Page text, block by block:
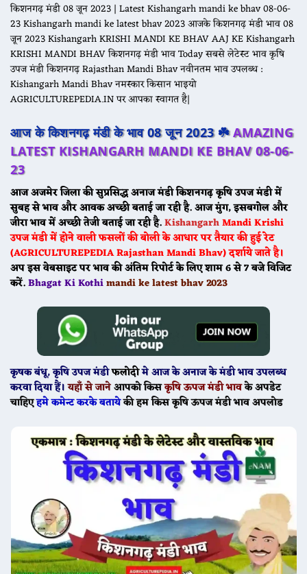
किशनगढ़ मंडी 08 जून 2023 | Latest Kishangarh mandi ke bhav 08-06-
23 Kishangarh mandi ke latest bhav 2023 आजके किशनगढ़ मंडी भाव 08
जून 2023 Kishangarh KRISHI MANDI KE BHAV AAJ KE Kishangarh
KRISHI MANDI BHAV किशनगढ़ मंडी भाव Today सबसे लेटेस्ट भाव कृषि
उपज मंडी किशनगढ़ Rajasthan Mandi Bhav नवीनतम भाव उपलब्ध :
Kishangarh Mandi Bhav नमस्कार किसान भाइयो
AGRICULTUREPEDIA.IN पर आपका स्वागत है|
आज के किशनगढ़ मंडी के भाव 08 जून 2023 ☘️AMAZING
LATEST KISHANGARH MANDI KE BHAV 08-06-
23
आज अजमेर जिला की सुप्रसिद्ध अनाज मंडीकिशनगढ़कृषि उपज मंडी में
सुबह से भाव और आवक अच्छी बताई जा रही है. आज मुंग, इसबगोल और
जीरा भाव में अच्छी तेजी बताई जा रही है.KishangarhMandiKrishi
उपज मंडी में होने वाली फसलों की बोली के आधार पर तैयार की हुई रेट
(AGRICULTUREPEDIA Rajasthan Mandi Bhav) दर्शाये जाते है।
अप इस वेबसाइट पर भाव की अंतिम रिपोर्ट के लिए शाम 6 से 7 बजे विजिट
करें.Bhagat Ki Kothimandi ke latest bhav 2023
कृषक बंधू, कृषि उपज मंडीफलोदीमेआज केअनाज के मंडी भाव उपलब्ध
करवा दिया हैं। यहाँ से जानेआपको किसकृषि ऊपज मंडी भावके अपडेट
चाहिएहमे कमेन्ट करके बतायेकी हम किस कृषि ऊपज मंडी भाव अपलोड